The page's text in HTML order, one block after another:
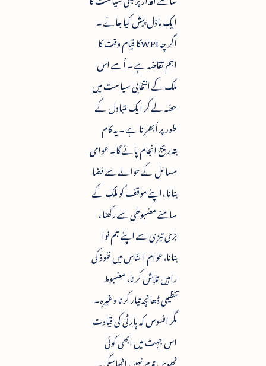
ایک ماڈل پیش کیا جائے ۔
اگر چہ WPIکا قیام وقت کا
اہم تقاضہ ہے ۔ اُسے اس
ملک کے انتخابی سیاست میں
حصّہ لے کر ایک متبادل کے
طور پر اُبھرنا ہے ۔ یہ کام
بتدریج انجام پائے گا۔ عوامی
مسائل کے حوالے سے فضا
بنانا ،اپنے موقف کو ملک کے
سامنے مضبوطی سے رکھنا ،
بڑی تیزی سے اپنے ہم نوا
بنانا،عوام ا لنّاس میں نفوذ کی
راہیں تلاش کرنا، مضبوط
تنظیمی ڈھانچہ تیار کرنا وغیرہ۔
مگر افسوس کہ پارٹی کی قیادت
اس جہت میں ابھی کوئی